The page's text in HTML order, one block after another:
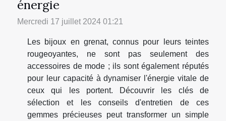
énergie
Mercredi 17 juillet 2024 01:21
Les bijoux en grenat, connus pour leurs teintes
rougeoyantes, ne sont pas seulement des
accessoires de mode ; ils sont également réputés
pour leur capacité à dynamiser l'énergie vitale de
ceux qui les portent. Découvrir les clés de
sélection et les conseils d'entretien de ces
gemmes précieuses peut transformer un simple